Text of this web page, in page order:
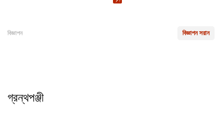
বিজ্ঞাপন সরান
বিজ্ঞাপন
গ্রন্থপঞ্জী